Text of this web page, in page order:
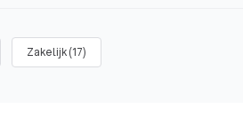
Zakelijk(17)